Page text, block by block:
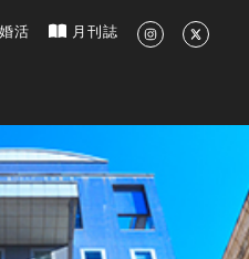
洗練されたライフスタイル情報
活 月刊誌